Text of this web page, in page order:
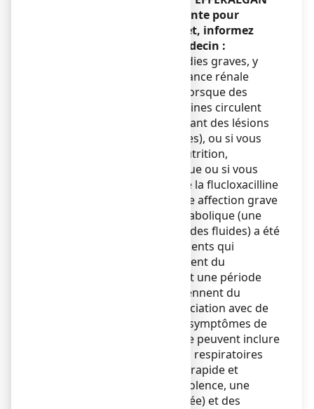
250 mg, poudre effervescente pour
solution buvable en sachet, informez
immédiatement votre médecin :
● Si vous avez des maladies graves, y
compris une insuffisance rénale
grave ou un sepsis (lorsque des
bactéries et leurs toxines circulent
dans le sang, entraînant des lésions
au niveau des organes), ou si vous
êtes atteint de malnutrition,
d’alcoolisme chronique ou si vous
prenez également de la flucloxacilline
(un antibiotique). Une affection grave
appelée acidose métabolique (une
anomalie du sang et des fluides) a été
signalée chez les patients qui
prennent régulièrement du
paracétamol pendant une période
prolongée ou qui prennent du
paracétamol en association avec de
la flucloxacilline. Les symptômes de
l’acidose métabolique peuvent inclure
: de graves difficultés respiratoires
avec une respiration rapide et
profonde, une somnolence, une
envie de vomir (nausée) et des